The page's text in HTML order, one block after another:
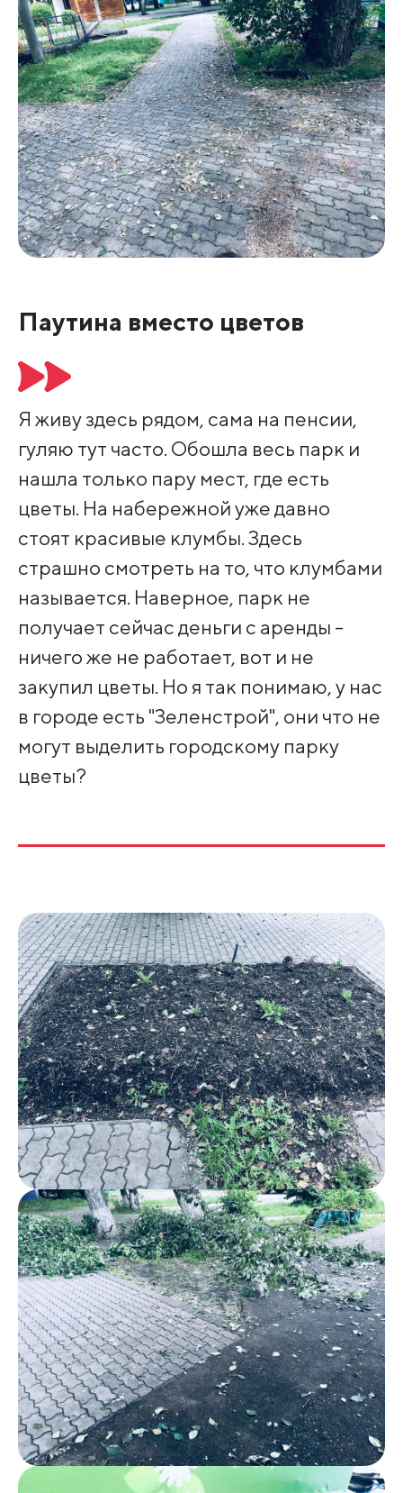
Паутина вместо цветов
Я живу здесь рядом, сама на пенсии,
гуляю тут часто. Обошла весь парк и
нашла только пару мест, где есть
цветы. На набережной уже давно
стоят красивые клумбы. Здесь
страшно смотреть на то, что клумбами
называется. Наверное, парк не
получает сейчас деньги с аренды -
ничего же не работает, вот и не
закупил цветы. Но я так понимаю, у нас
в городе есть "Зеленстрой", они что не
могут выделить городскому парку
цветы?